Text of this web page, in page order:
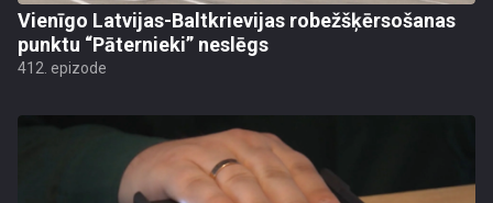
Vienīgo Latvijas-Baltkrievijas robežšķērsošanas
punktu “Pāternieki” neslēgs
412. epizode